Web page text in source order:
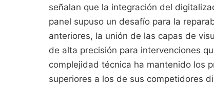
señalan que la integración del
panel supuso un desafío para la
anteriores, la unión de las capas de
de alta precisión para intervenciones
complejidad técnica ha mantenido los
superiores a los de sus competidores